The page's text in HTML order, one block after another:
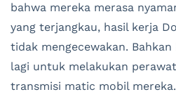
bahwa mereka merasa
yang terjangkau, hasil kerja
tidak mengecewakan.
lagi untuk melakukan
transmisi matic mobil mereka.